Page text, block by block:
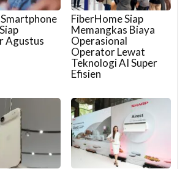
Agustus
FiberHome Siap
Memangkas Biaya
Operasional
Operator Lewat
Teknologi AI Super
Efisien